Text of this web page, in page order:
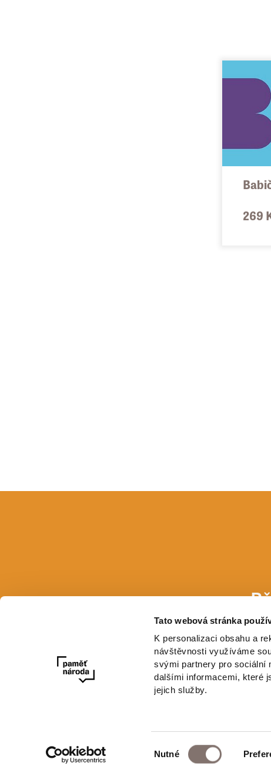
Tato webová stránka
K personalizaci obsahu a
návštěvnosti využíváme
svými partnery pro sociální
dalšími informacemi, které
jejich služby.
souhlasu
Nutné
269
Newsletter
E-mail